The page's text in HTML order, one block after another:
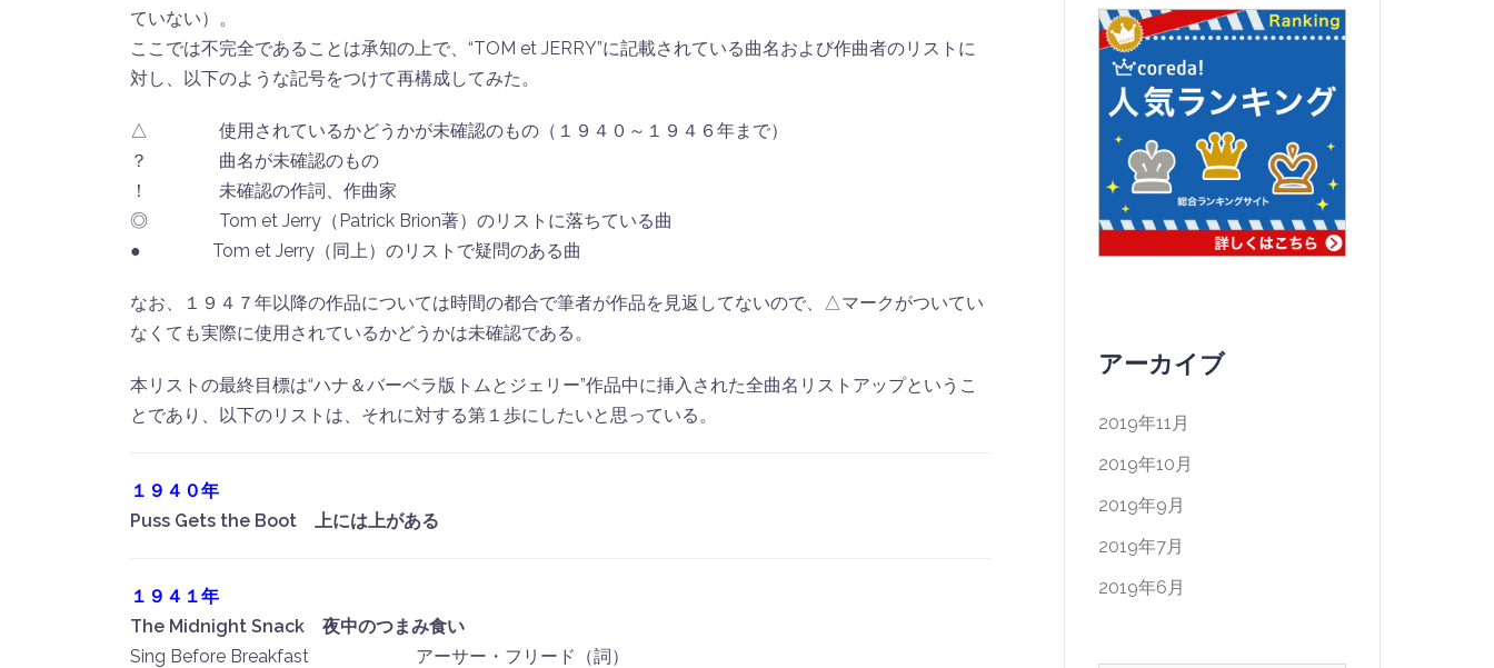
ていない）。
ここでは不完全であることは承知の上で、“TOM et JERRY”に記載されている曲名および作曲者のリストに
対し、以下のような記号をつけて再構成してみた。
△ 使用されているかどうかが未確認のもの（１９４０～１９４６年まで）
？ 曲名が未確認のもの
！ 未確認の作詞、作曲家
◎ Tom et Jerry（Patrick Brion著）のリストに落ちている曲
● Tom et Jerry（同上）のリストで疑問のある曲
なお、１９４７年以降の作品については時間の都合で筆者が作品を見返してないので、△マークがついてい
なくても実際に使用されているかどうかは未確認である。
本リストの最終目標は“ハナ＆バーベラ版トムとジェリー”作品中に挿入された全曲名リストアップというこ
とであり、以下のリストは、それに対する第１歩にしたいと思っている。
１９４０年
Puss Gets the Boot 上には上がある
１９４１年
The Midnight Snack 夜中のつまみ食い
Sing Before Breakfast アーサー・フリード（詞）
アーカイブ
2019年11月
2019年10月
2019年9月
2019年7月
2019年6月